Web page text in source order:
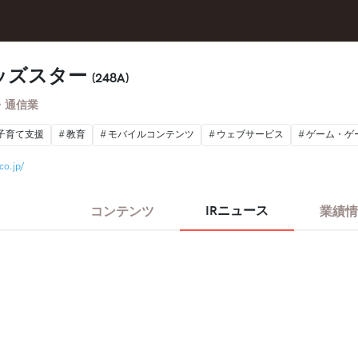
ズスター (248A)
通信業
育て支援 教育 モバイルコンテンツ ウェブサービス ゲーム・ゲ
コンテンツ IRニュース 業績